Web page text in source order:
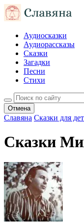
Аудиосказки
Аудиорассказы
Сказки
Загадки
Песни
Стихи
Отмена
Славяна Сказки для
Сказки